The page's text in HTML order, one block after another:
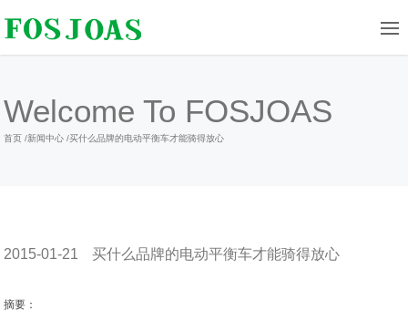
Welcome To FOSJOAS
首页 /新闻中心 /买什么品牌的电动平衡车才能骑得放心
2015-01-21 买什么品牌的电动平衡车才能骑得放心
摘要：